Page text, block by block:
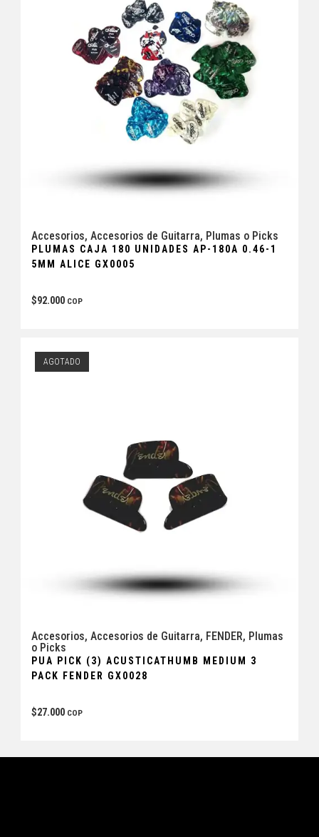
Accesorios, Accesorios de Guitarra, Plumas o Picks
PLUMAS CAJA 180 UNIDADES AP-180A 0.46-1
5MM ALICE GX0005
$92.000 COP
AGOTADO
Accesorios, Accesorios de Guitarra, FENDER, Plumas
o Picks
PUA PICK (3) ACUSTICATHUMB MEDIUM 3
PACK FENDER GX0028
$27.000 COP